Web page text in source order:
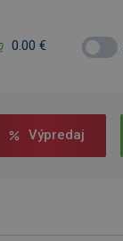
0.00 €
Výpredaj